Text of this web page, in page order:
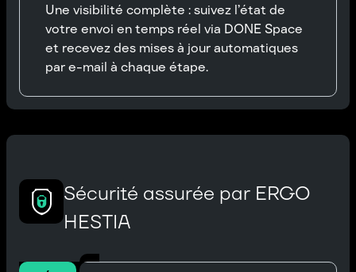
Une visibilité complète : suivez l’état de
votre envoi en temps réel via DONE Space
et recevez des mises à jour automatiques
par e-mail à chaque étape.
Sécurité assurée par ERGO
HESTIA